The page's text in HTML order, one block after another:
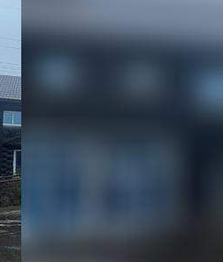
на карте
209.7 м2. Помещение
общественном центре.
возможное назначение -